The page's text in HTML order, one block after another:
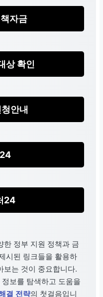
자금
상 확인
안내
24
한 정부 지원 정책과 금
시된 링크들을 활용하
보는 것이 중요합니다.
보를 탐색하고 도움을
결 전략의 첫걸음입니